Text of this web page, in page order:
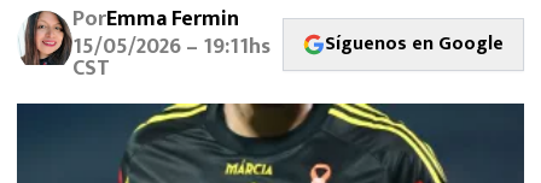
FUTBOL INTERNACIONAL
MEXICANOS EN EL EXTRANJERO
FUTBOL ESTUFA
PorEmma Fermin
15/05/2026 – 19:11hs
CST
Síguenos en Google